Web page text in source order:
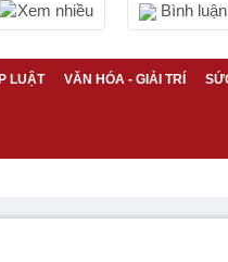
Xem nhiều Bình
LUẬT VĂN HÓA - GIẢI TRÍ